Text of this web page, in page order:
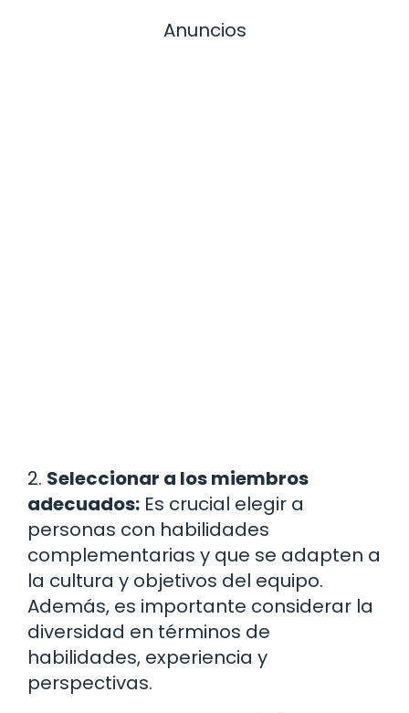
Anuncios
2. Seleccionar a los miembros
adecuados: Es crucial elegir a
personas con habilidades
complementarias y que se adapten a
la cultura y objetivos del equipo.
Además, es importante considerar la
diversidad en términos de
habilidades, experiencia y
perspectivas.